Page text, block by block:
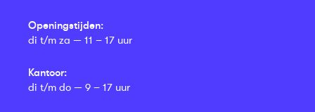
Openingstijden:
di t/m za — 11 – 17 uur
Kantoor:
di t/m do — 9 – 17 uur